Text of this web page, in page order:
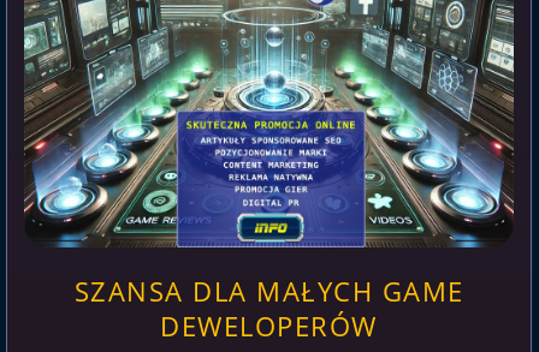
SZANSA DLA MAŁYCH GAME
DEWELOPERÓW